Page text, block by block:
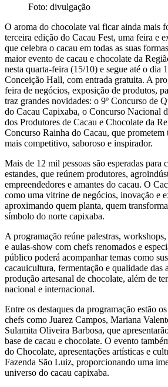
Foto: divulgação
O aroma do chocolate vai ficar ainda mais
terceira edição do Cacau Fest, uma feira e
que celebra o cacau em todas as suas
maior evento de cacau e chocolate da
nesta quarta-feira (15/10) e segue até o dia
Conceição Hall, com entrada gratuita. A
feira de negócios, exposição de produtos,
traz grandes novidades: o 9º Concurso de
do Cacau Capixaba, o Concurso Nacional
dos Produtores de Cacau e Chocolate da
Concurso Rainha do Cacau, que
mais competitivo, saboroso e inspirador.
Mais de 12 mil pessoas são esperadas para
estandes, que reúnem produtores,
empreendedores e amantes do cacau. O
como uma vitrine de negócios, inovação e
aproximando quem planta, quem
símbolo do norte capixaba.
A programação reúne palestras,
e aulas-show com chefs renomados e
público poderá acompanhar temas como
cacauicultura, fermentação e qualidade das
produção artesanal de chocolate, além de
nacional e internacional.
Entre os destaques da programação estão
chefs como Juarez Campos, Mariana
Sulamita Oliveira Barbosa, que
base de cacau e chocolate. O evento
do Chocolate, apresentações artísticas e
Fazenda São Luiz, proporcionando uma
universo do cacau capixaba.